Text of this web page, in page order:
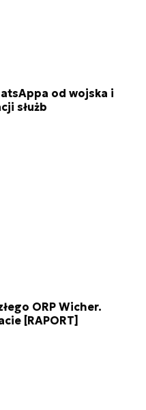
od wojska i
służb
ORP Wicher.
[RAPORT]